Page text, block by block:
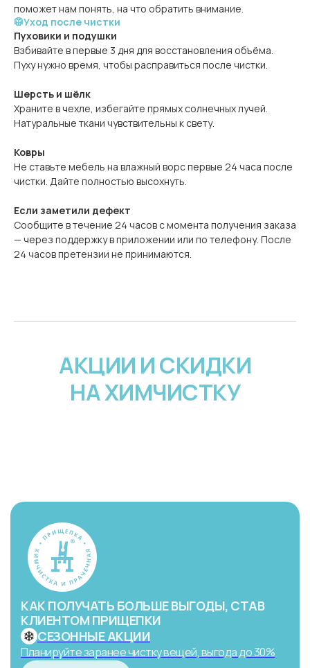
поможет нам понять, на что обратить внимание.
🥼Уход после чистки
Пуховики и подушки
Взбивайте в первые 3 дня для восстановления объёма.
Пуху нужно время, чтобы расправиться после чистки.
Шерсть и шёлк
Храните в чехле, избегайте прямых солнечных лучей.
Натуральные ткани чувствительны к свету.
Ковры
Не ставьте мебель на влажный ворс первые 24 часа после
чистки. Дайте полностью высохнуть.
Если заметили дефект
Сообщите в течение 24 часов с момента получения заказа
— через поддержку в приложении или по телефону. После
24 часов претензии не принимаются.
АКЦИИ И СКИДКИ
НА ХИМЧИСТКУ
СЕЗОННЫЕ АКЦИИ
Планируйте заранее чистку вещей, выгода до 30%
КАК ПОЛУЧАТЬ БОЛЬШЕ ВЫГОДЫ, СТАВ
КЛИЕНТОМ ПРИЩЕПКИ